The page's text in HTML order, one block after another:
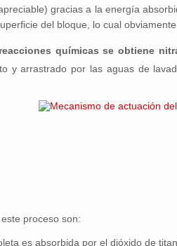
gracias a la energía
del bloque, lo cual
químicas se obtiene
y arrastrado por las aguas de
proceso son:
es absorbida por el dióxido de